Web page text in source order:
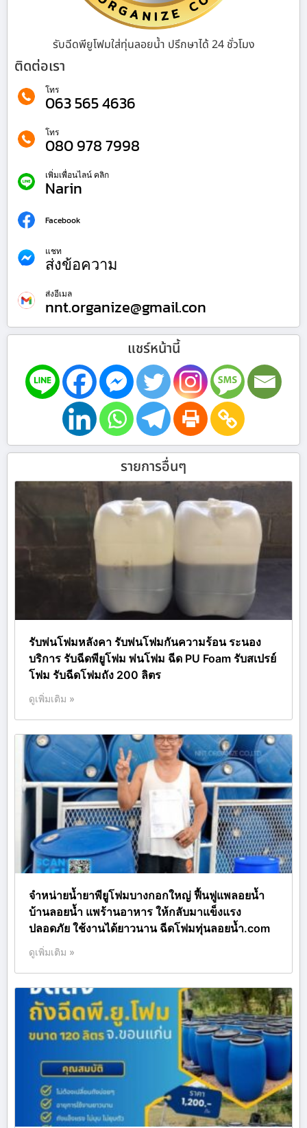
รับฉีดพียูโฟมใส่ทุ่นลอยน้ำ ปรึกษาได้ 24 ชั่วโมง
ติดต่อเรา
โทร
063 565 4636
โทร
080 978 7998
เพิ่มเพื่อนไลน์ คลิก
Narin
Facebook
แชท
ส่งข้อความ
ส่งอีเมล
nnt.organize@gmail.con
แชร์หน้านี้
รายการอื่นๆ
รับพ่นโฟมหลังคา รับพ่นโฟมกันความร้อน ระนอง
บริการ รับฉีดพียูโฟม พ่นโฟม ฉีด PU Foam รับสเปรย์
โฟม รับฉีดโฟมถัง 200 ลิตร
ดูเพิ่มเติม »
จำหน่ายน้ำยาพียูโฟมบางกอกใหญ่ ฟื้นฟูแพลอยน้ำ
บ้านลอยน้ำ แพร้านอาหาร ให้กลับมาแข็งแรง
ปลอดภัย ใช้งานได้ยาวนาน ฉีดโฟมทุ่นลอยน้ำ.com
ดูเพิ่มเติม »